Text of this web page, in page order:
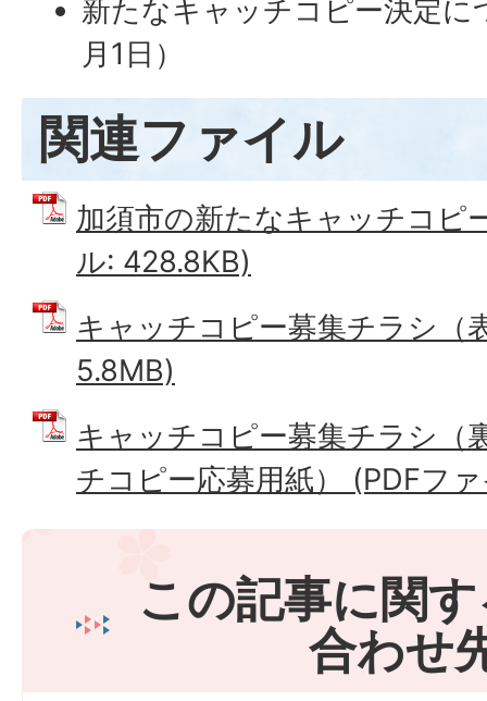
新たなキャッチコピー決定に
月1日）
関連ファイル
加須市の新たなキャッチコピ
ル: 428.8KB)
キャッチコピー募集チラシ（
5.8MB)
キャッチコピー募集チラシ（
チコピー応募用紙） (PDFフ
この記事に関
合わせ